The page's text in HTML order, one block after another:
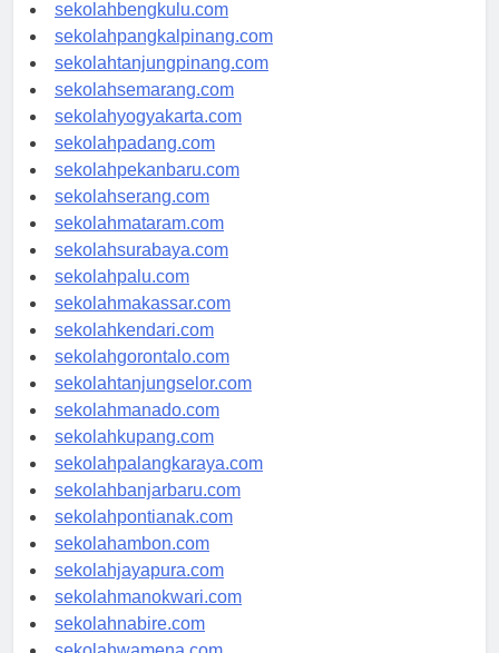
sekolahbengkulu.com
sekolahpangkalpinang.com
sekolahtanjungpinang.com
sekolahsemarang.com
sekolahyogyakarta.com
sekolahpadang.com
sekolahpekanbaru.com
sekolahserang.com
sekolahmataram.com
sekolahsurabaya.com
sekolahpalu.com
sekolahmakassar.com
sekolahkendari.com
sekolahgorontalo.com
sekolahtanjungselor.com
sekolahmanado.com
sekolahkupang.com
sekolahpalangkaraya.com
sekolahbanjarbaru.com
sekolahpontianak.com
sekolahambon.com
sekolahjayapura.com
sekolahmanokwari.com
sekolahnabire.com